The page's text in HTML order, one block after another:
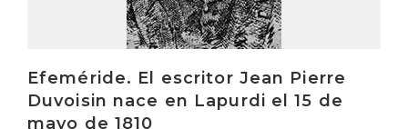
Efeméride. El escritor Jean Pierre
Duvoisin nace en Lapurdi el 15 de
mayo de 1810